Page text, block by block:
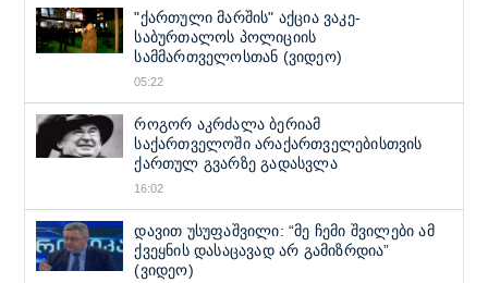
"ქართული მარშის" აქცია ვაკე-
საბურთალოს პოლიციის
სამმართველოსთან (ვიდეო)
05:22
როგორ აკრძალა ბერიამ
საქართველოში არაქართველებისთვის
ქართულ გვარზე გადასვლა
16:02
დავით უსუფაშვილი: “მე ჩემი შვილები ამ
ქვეყნის დასაცავად არ გამიზრდია”
(ვიდეო)